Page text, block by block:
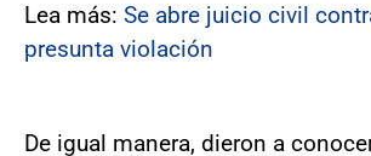
Lea más: Se abre juicio civil
presunta violación
De igual manera, dieron a